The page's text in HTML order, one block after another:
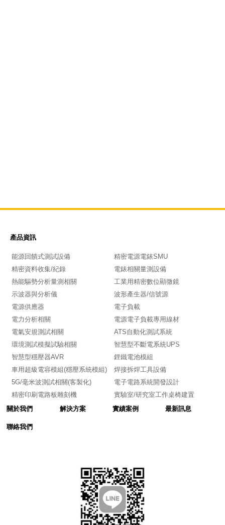
產品資訊
能源回饋式測試設備
精密電源電錶SMU
精密資料收集/紀錄
電錶相關量測設備
熱能驅勢分析量測相關
工業用精密數位顯微鏡
示波器與分析儀
波形產生器/信號源
電源供應器
電子負載
電力分析相關
電源電子負載專用線材
電氣安規測試相關
ATS自動化測試系統
環境測試模擬試驗相關
智慧型不斷電系統UPS
智慧型穩壓器AVR
鋰鐵電池模組
車用超級電容模組(穩壓系統模組)
焊接拆焊工具設備
5G/毫米波測試相關(客製化)
電子電路系統開發設計
精密印刷電路板雕刻機
實驗室/研究室工作桌椅建置
關於我們
解決方案 實績案例 最新訊息
聯絡我們